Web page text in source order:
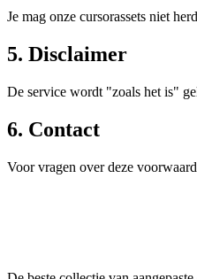
Je mag onze cursorassets niet
5. Disclaimer
De service wordt "zoals het is"
6. Contact
Voor vragen over deze